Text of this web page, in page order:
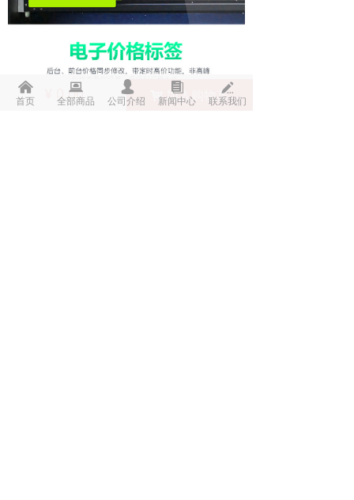
0.00 낙 加入购物车
낀
首页
뀵
全部商品
넙
公司介绍
뀴
新闻中心
넀
联系我们